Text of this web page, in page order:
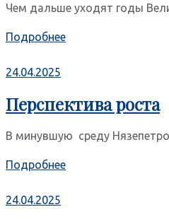
Чем дальше уходят годы
Подробнее
24.04.2025
Перспектива роста
В минувшую среду
Подробнее
24.04.2025